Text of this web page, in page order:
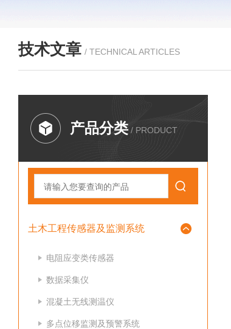
技术文章 / TECHNICAL ARTICLES
产品分类 / PRODUCT
土木工程传感器及监测系统
电阻应变类传感器
数据采集仪
混凝土无线测温仪
多点位移监测及预警系统